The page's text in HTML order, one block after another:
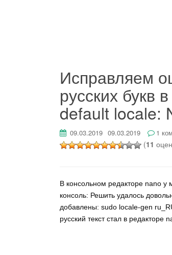
Исправляем
русских букв
default locale:
09.03.2019 09.03.2019 1
(11
В консольном редакторе nano у
консоль: Решить удалось
добавлены: sudo locale-gen
русский текст стал в редакторе